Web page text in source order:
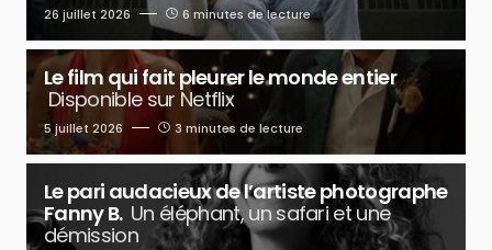
26 juillet 2026 6 minutes de lecture
Le film qui fait pleurer le monde entier
Disponible sur Netflix
5 juillet 2026 3 minutes de lecture
Le pari audacieux de l’artiste photographe
Fanny B. Un éléphant, un safari et une
démission